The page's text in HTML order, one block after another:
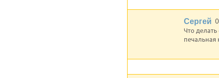
Сергей
Что
печальная